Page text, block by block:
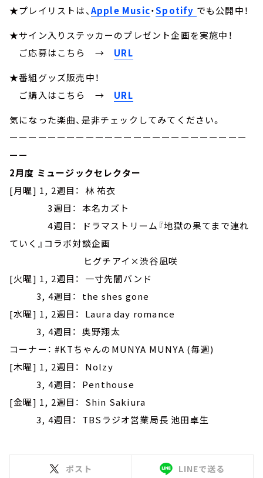
★プレイリストは、Apple Music・Spotify でも公開中！
★サイン入りステッカーのプレゼント企画を実施中！
ご応募はこちら →
URL
★番組グッズ販売中！
ご購入はこちら → URL
気になった楽曲、是非チェックしてみてください。
ーーーーーーーーーーーーーーーーーーーーーーーーー
ーー
2月度 ミュージックセレクター
[月曜] 1, 2週目： 林 祐衣
3週目： 本名カズト
4週目： ドラマストリーム『地獄の果てまで連れ
ていく』コラボ対談企画
ヒグチアイ×渋谷凪咲
[火曜] 1, 2週目： 一寸先闇バンド
3, 4週目： the shes gone
[水曜] 1, 2週目： Laura day romance
3, 4週目： 奥野翔太
コーナー： #KTちゃんのMUNYA MUNYA (毎週)
[木曜] 1, 2週目： Nolzy
3, 4週目： Penthouse
[金曜] 1, 2週目： Shin Sakiura
3, 4週目： TBSラジオ営業局長 池田卓生
ポスト LINEで送る